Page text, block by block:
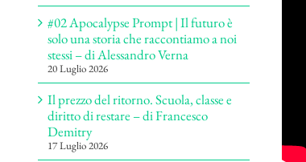
#02 Apocalypse Prompt | Il futuro è
solo una storia che raccontiamo a noi
stessi – di Alessandro Verna
20 Luglio 2026
Il prezzo del ritorno. Scuola, classe e
diritto di restare – di Francesco
Demitry
17 Luglio 2026